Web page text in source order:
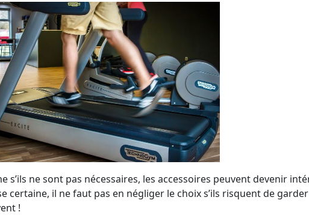
s’ils ne sont pas nécessaires, les accessoires peuvent devenir
certaine, il ne faut pas en négliger le choix s’ils risquent de
!